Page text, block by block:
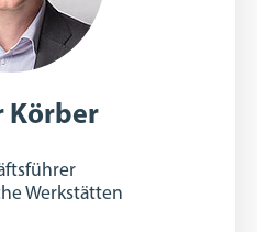
Körber
Werkstätten